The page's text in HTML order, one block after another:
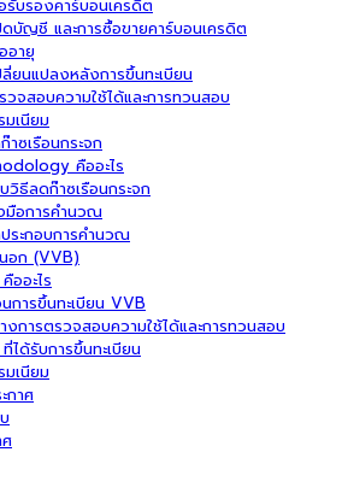
รับรองคาร์บอนเครดิต
ดบัญชี และการซื้อขายคาร์บอนเครดิต
อายุ
ลี่ยนแปลงหลังการขึ้นทะเบียน
วจสอบความใช้ได้และการทวนสอบ
มเนียม
าซเรือนกระจก
คืออะไร
บวิธีลดก๊าซเรือนกระจก
มือการคำนวณ
ระกอบการคำนวณ
อก (VVB)
ออะไร
การขึ้นทะเบียน VVB
งการตรวจสอบความใช้ได้และการทวนสอบ
ได้รับการขึ้นทะเบียน
มเนียม
กาศ
ศ